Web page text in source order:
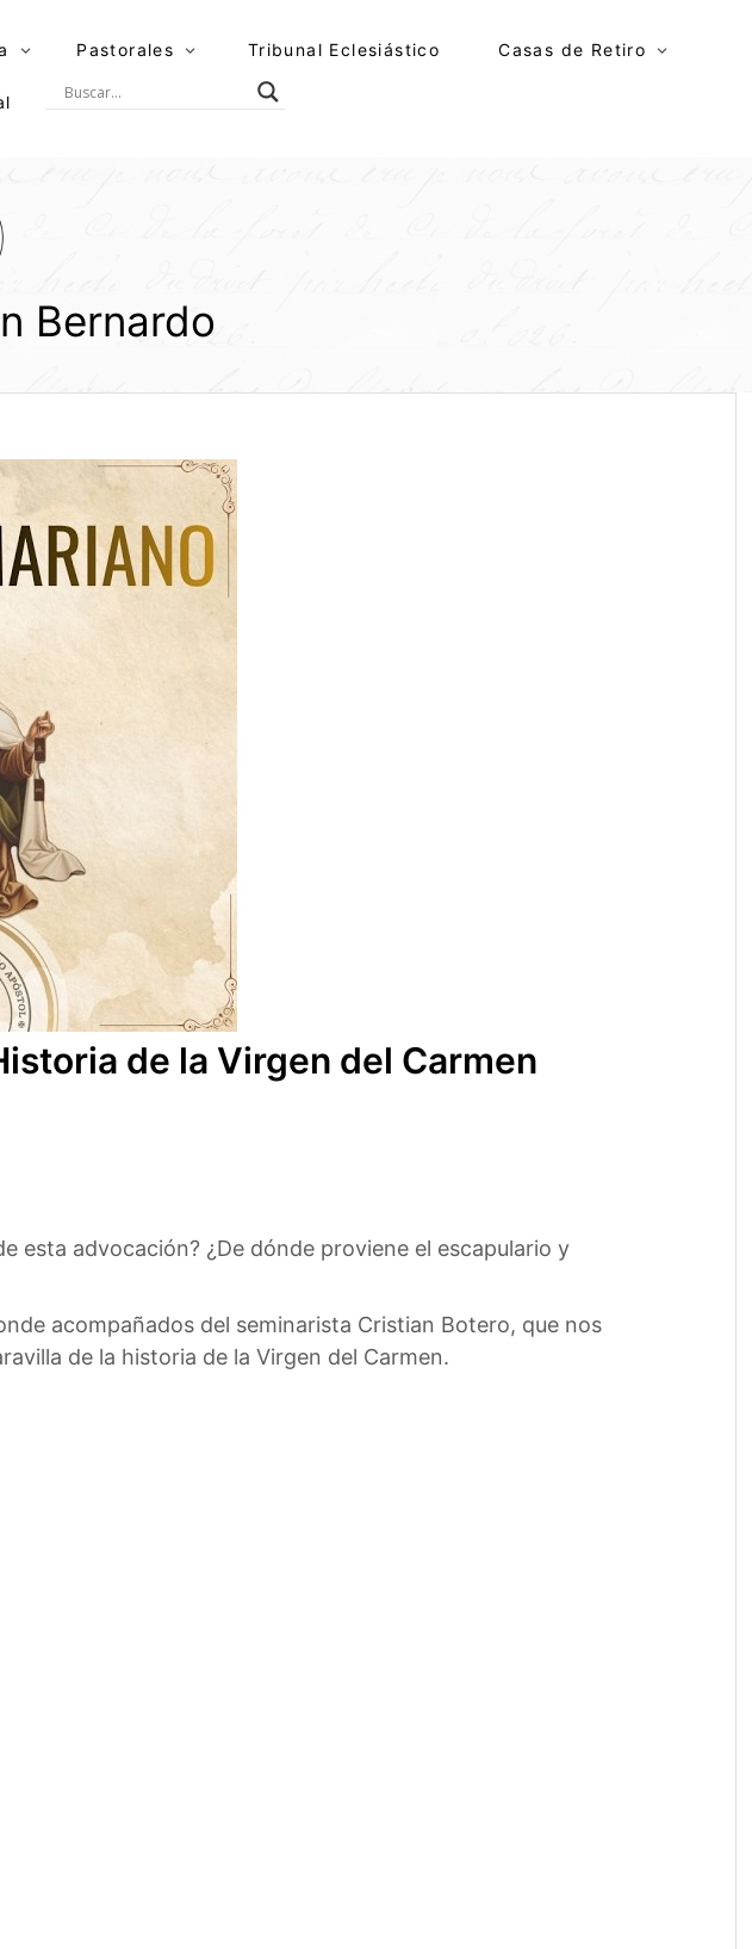
Pastorales Tribunal Eclesiástico Casas de Retiro
Bernardo
de la Virgen del Carmen
esta advocación? ¿De dónde proviene el escapulario y
acompañados del seminarista Cristian Botero, que nos
de la historia de la Virgen del Carmen.